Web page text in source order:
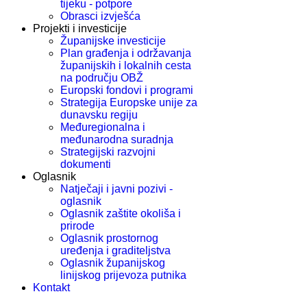
tijeku - potpore
Obrasci izvješća
Projekti i investicije
Županijske investicije
Plan građenja i održavanja
županijskih i lokalnih cesta
na području OBŽ
Europski fondovi i programi
Strategija Europske unije za
dunavsku regiju
Međuregionalna i
međunarodna suradnja
Strategijski razvojni
dokumenti
Oglasnik
Natječaji i javni pozivi -
oglasnik
Oglasnik zaštite okoliša i
prirode
Oglasnik prostornog
uređenja i graditeljstva
Oglasnik županijskog
linijskog prijevoza putnika
Kontakt